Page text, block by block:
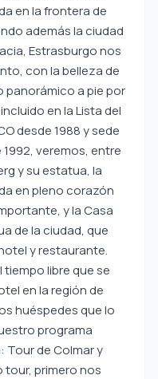
en la frontera de
además la ciudad
Estrasburgo nos
con la belleza de
panorámico a pie por
en la Lista del
desde 1988 y sede
veremos, entre
y su estatua, la
en pleno corazón
y la Casa
de la ciudad, que
y restaurante.
tiempo libre que se
en la región de
huéspedes que lo
programa
Tour de Colmar y
tour, primero nos